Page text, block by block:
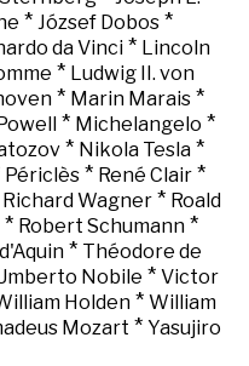
* József Dobos *
da Vinci* Lincoln
* Ludwig II. von
* Marin Marais*
* Michelangelo *
* Nikola Tesla *
Périclès* René Clair*
Richard Wagner* Roald
* Robert Schumann*
* Théodore de
Nobile * Victor
Holden* William
Mozart * Yasujiro